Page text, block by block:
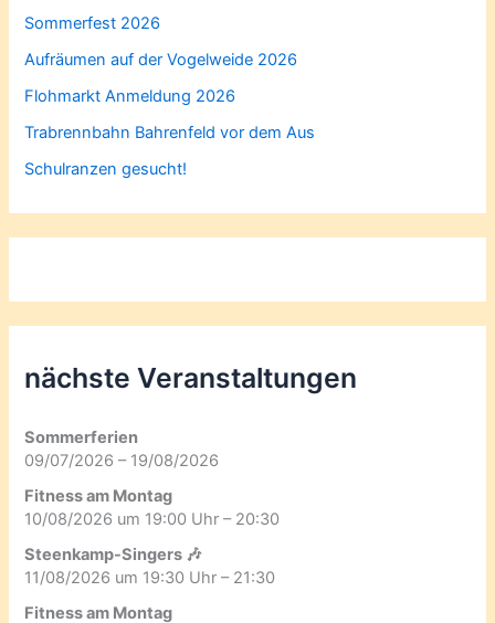
Sommerfest 2026
Aufräumen auf der Vogelweide 2026
Flohmarkt Anmeldung 2026
Trabrennbahn Bahrenfeld vor dem Aus
Schulranzen gesucht!
nächste Veranstaltungen
Sommerferien
09/07/2026 – 19/08/2026
Fitness am Montag
10/08/2026 um 19:00 Uhr – 20:30
Steenkamp-Singers 🎶
11/08/2026 um 19:30 Uhr – 21:30
Fitness am Montag